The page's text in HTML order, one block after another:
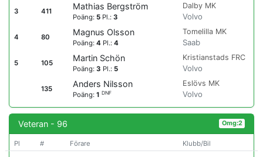
3 411 Mathias Bergström
Poäng: 5 Pl.:3
Dalby MK
Volvo
4 80 Magnus Olsson
Poäng:4 Pl.:4
Tomelilla MK
Saab
5 105 Martin Schön
Poäng:3 Pl.: 5
Kristianstads FRC
Volvo
135 Anders Nilsson
Poäng:1DNF
Eslövs MK
Volvo
Veteran - 96 Omg:2
Pl # Förare Klubb/Bil